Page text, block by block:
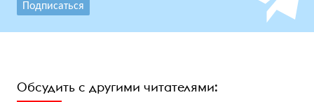
Подписаться
Обсудить с другими читателями: